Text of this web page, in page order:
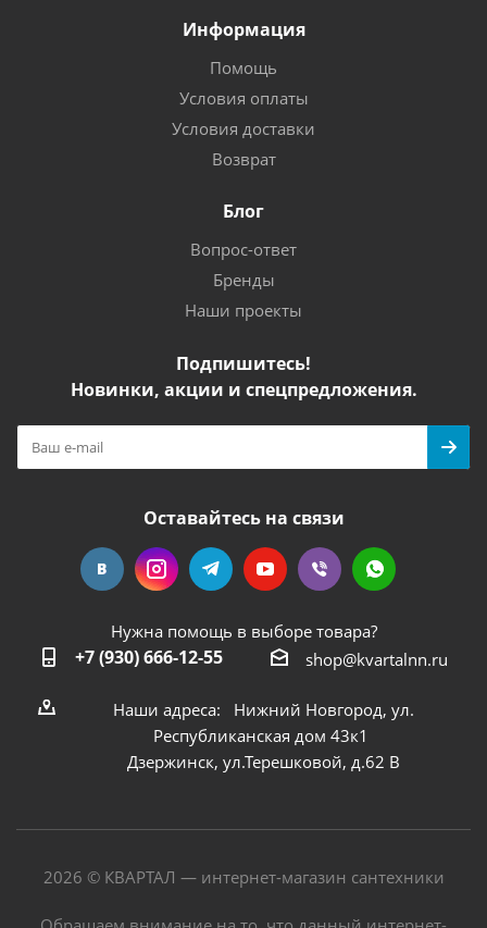
Информация
Помощь
Условия оплаты
Условия доставки
Возврат
Блог
Вопрос-ответ
Бренды
Наши проекты
Подпишитесь!
Новинки, акции и спецпредложения.
Оставайтесь на связи
Нужна помощь в выборе товара?
+7 (930) 666-12-55 shop@kvartalnn.ru
Наши адреса: Нижний Новгород, ул.
Республиканская дом 43к1
Дзержинск, ул.Терешковой, д.62 В
2026 © КВАРТАЛ — интернет-магазин сантехники